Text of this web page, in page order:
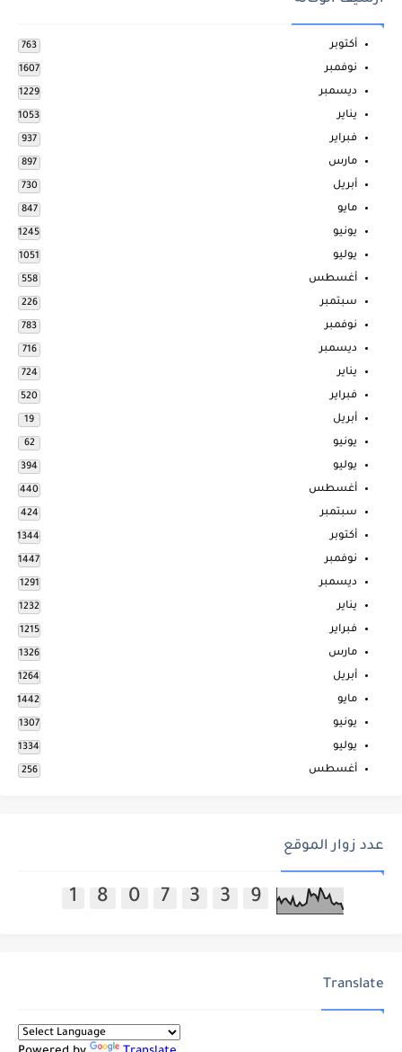
أكتوبر 763
نوفمبر 1607
ديسمبر 1229
يناير 1053
فبراير 937
مارس 897
أبريل 730
مايو 847
يونيو 1245
يوليو 1051
أغسطس 558
سبتمبر 226
نوفمبر 783
ديسمبر 716
يناير 724
فبراير 520
أبريل 19
يونيو 62
يوليو 394
أغسطس 440
سبتمبر 424
أكتوبر 1344
نوفمبر 1447
ديسمبر 1291
يناير 1232
فبراير 1215
مارس 1326
أبريل 1264
مايو 1442
يونيو 1307
يوليو 1334
أغسطس 256
عدد زوار الموقع
1 8 0 7 3 3 9
Translate